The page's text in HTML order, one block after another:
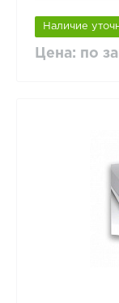
Наличие
Цена: по